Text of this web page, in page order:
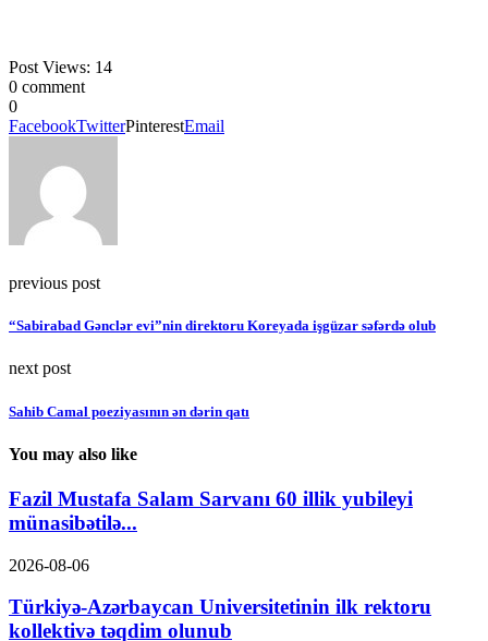
Post Views: 14
0 comment
0
FacebookTwitterPinterestEmail
previous post
“Sabirabad Gənclər evi”nin direktoru Koreyada işgüzar səfərdə olub
next post
Sahib Camal poeziyasının ən dərin qatı
You may also like
Fazil Mustafa Salam Sarvanı 60 illik yubileyi
münasibətilə...
2026-08-06
Türkiyə-Azərbaycan Universitetinin ilk rektoru
kollektivə təqdim olunub